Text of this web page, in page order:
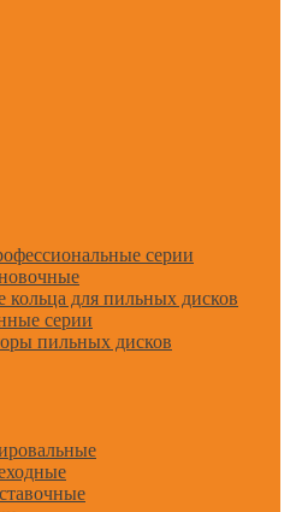
серии
кольца для пильных дисков
серии
пильных дисков